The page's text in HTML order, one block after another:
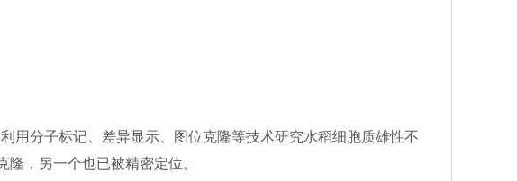
分子标记、差异显示、图位克隆等技术研究水稻细胞质雄性不
，另一个也已被精密定位。